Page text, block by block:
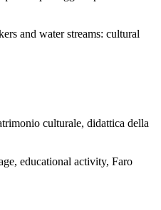
and water streams: cultural
culturale, didattica della
educational activity, Faro